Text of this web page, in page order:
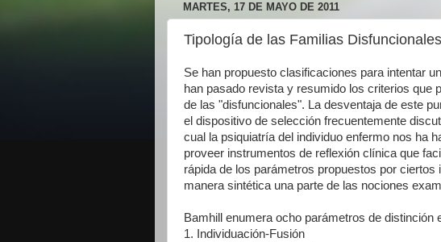
MARTES, 17 DE MAYO DE 2011
Tipología de las Familias Disfuncionales
Se han propuesto clasificaciones para intentar
han pasado revista y resumido los criterios que
de las "disfuncionales". La desventaja de este
el dispositivo de selección frecuentemente
cual la psiquiatría del individuo enfermo nos ha
proveer instrumentos de reflexión clínica que
rápida de los parámetros propuestos por
manera sintética una parte de las nociones
Bamhill enumera ocho parámetros de distinción
1. Individuación-Fusión